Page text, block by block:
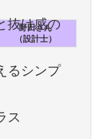
野田さん
（設計士）
抜け感の
るシンプ
ス